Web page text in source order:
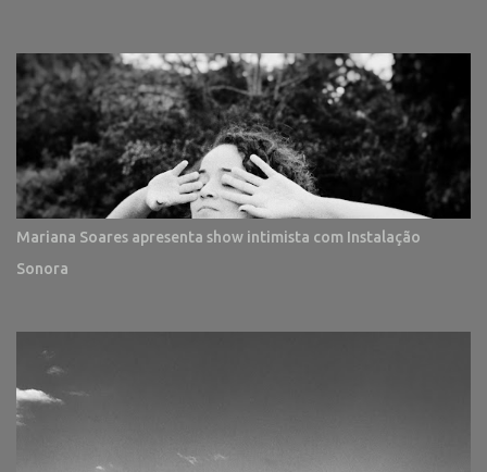
Mariana Soares apresenta show intimista com Instalação
Sonora